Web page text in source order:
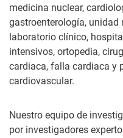
medicina nuclear,
gastroenterología,
laboratorio clínico,
intensivos, ortopedia,
cardiaca, falla cardiaca y
cardiovascular.
Nuestro equipo de
por investigadores